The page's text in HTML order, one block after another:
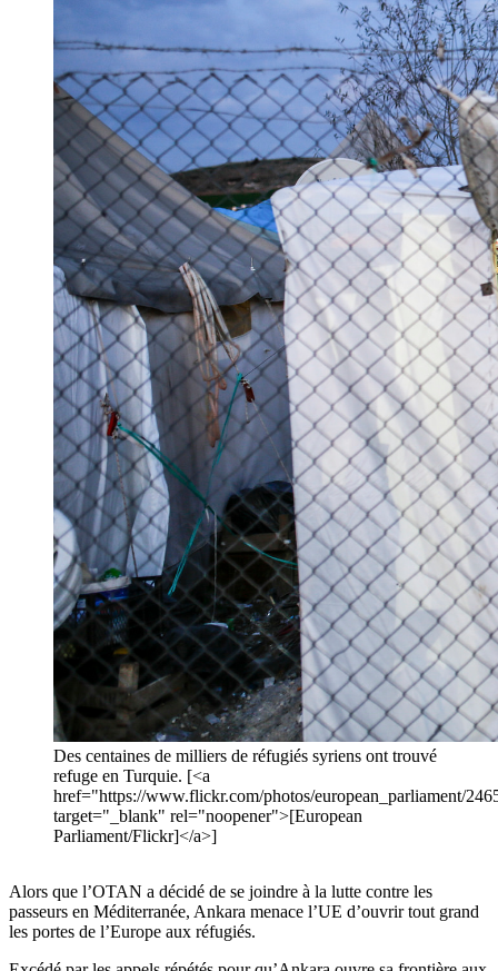
Des centaines de milliers de réfugiés syriens ont trouvé
refuge en Turquie. [<a
href="https://www.flickr.com/photos/european_parliament/
target="_blank" rel="noopener">[European
Parliament/Flickr]</a>]
Alors que l’OTAN a décidé de se joindre à la lutte contre les
passeurs en Méditerranée, Ankara menace l’UE d’ouvrir tout grand
les portes de l’Europe aux réfugiés.